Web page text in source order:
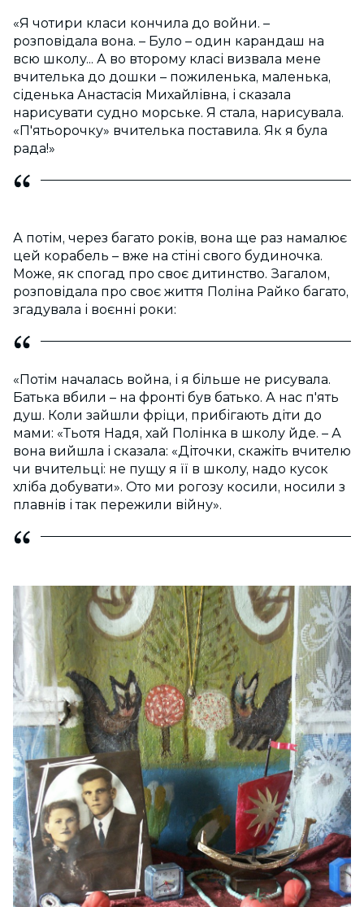
«Я чотири класи кончила до войни. –
розповідала вона. – Було – один карандаш на
всю школу... А во второму класі визвала мене
вчителька до дошки – пожиленька, маленька,
сіденька Анастасія Михайлівна, і сказала
нарисувати судно морське. Я стала, нарисувала.
«П'ятьорочку» вчителька поставила. Як я була
рада!»
А потім, через багато років, вона ще раз намалює
цей корабель – вже на стіні свого будиночка.
Може, як спогад про своє дитинство. Загалом,
розповідала про своє життя Поліна Райко багато,
згадувала і воєнні роки:
«Потім началась война, і я більше не рисувала.
Батька вбили – на фронті був батько. А нас п'ять
душ. Коли зайшли фріци, прибігають діти до
мами: «Тьотя Надя, хай Полінка в школу йде. – А
вона вийшла і сказала: «Діточки, скажіть вчителю
чи вчительці: не пущу я її в школу, надо кусок
хліба добувати». Ото ми рогозу косили, носили з
плавнів і так пережили війну».